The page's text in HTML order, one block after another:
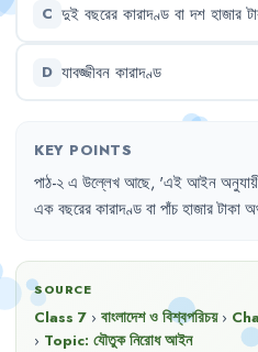
C দুই বছরের কারাদণ্ড বা দশ হাজার
D যাবজ্জীবন কারাদণ্ড
KEY POINTS
পাঠ-২এ উল্লেখআছে, 'এইআইন
একবছরেরকারাদণ্ডবাপাঁচহাজারটাকা
SOURCE
Class 7 › বাংলাদেশ ও বিশ্বপরিচয় ›
› Topic: যৌতুক নিরোধ আইন